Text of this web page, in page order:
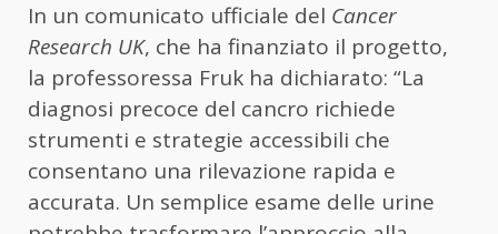
In un comunicato ufficiale del Cancer
Research UK, che ha finanziato il progetto,
la professoressa Fruk ha dichiarato: “La
diagnosi precoce del cancro richiede
strumenti e strategie accessibili che
consentano una rilevazione rapida e
accurata. Un semplice esame delle urine